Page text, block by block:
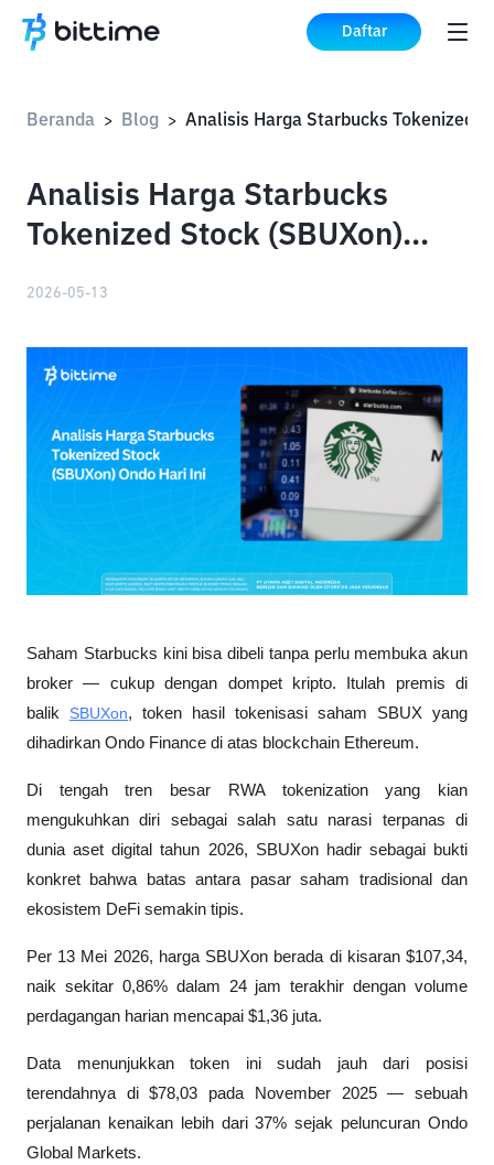
Daftar
Beranda > Blog >
Analisis Harga Starbucks
Tokenized Stock (SBUXon)
2026-05-13
Saham Starbucks kini bisa dibeli tanpa perlu membuka akun
broker — cukup dengan dompet kripto. Itulah premis di
balik SBUXon, token hasil tokenisasi saham SBUX yang
dihadirkan Ondo Finance di atas blockchain Ethereum.
Di tengah tren besar RWA tokenization yang kian
mengukuhkan diri sebagai salah satu narasi terpanas di
dunia aset digital tahun 2026, SBUXon hadir sebagai bukti
konkret bahwa batas antara pasar saham tradisional dan
ekosistem DeFi semakin tipis.
Per 13 Mei 2026, harga SBUXon berada di kisaran $107,34,
naik sekitar 0,86% dalam 24 jam terakhir dengan volume
perdagangan harian mencapai $1,36 juta.
Data menunjukkan token ini sudah jauh dari posisi
terendahnya di $78,03 pada November 2025 — sebuah
perjalanan kenaikan lebih dari 37% sejak peluncuran Ondo
Global Markets.